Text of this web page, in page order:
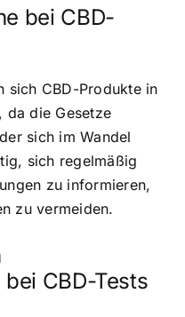
bei CBD-
sich CBD-Produkte in
da die Gesetze
sich im Wandel
sich regelmäßig
zu informieren,
zu vermeiden.
CBD-Tests